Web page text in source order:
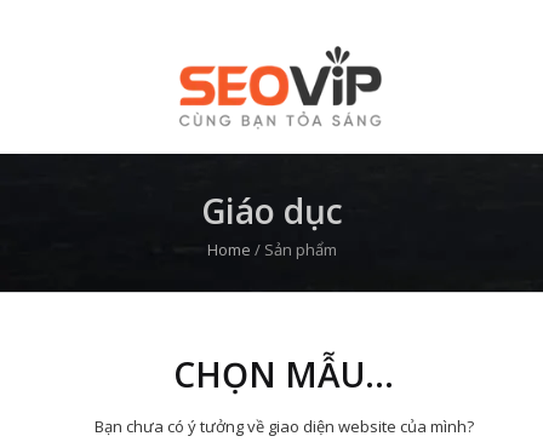
Giáo dục
Home / Sản phẩm
CHỌN MẪU...
Bạn chưa có ý tưởng về giao diện website của mình?